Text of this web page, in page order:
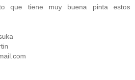
que tiene muy buena pinta estos